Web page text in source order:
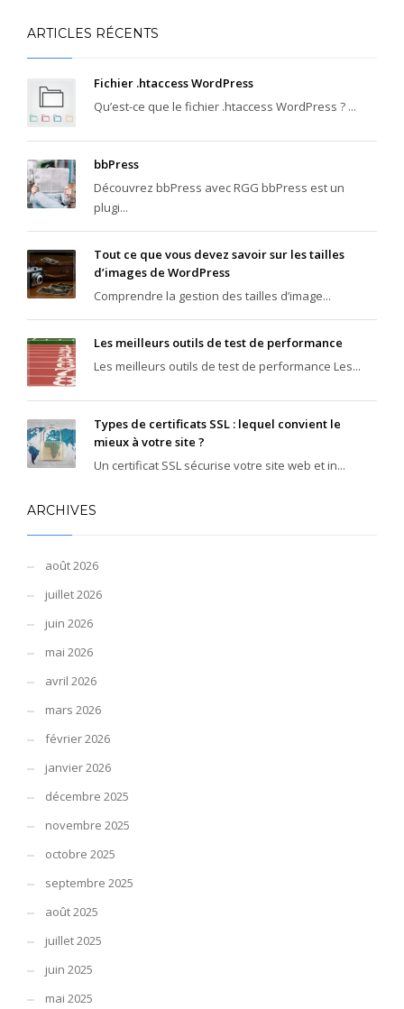
ARTICLES RÉCENTS
Fichier .htaccess WordPress
Qu’est-ce que le fichier .htaccess WordPress ? ...
bbPress
Découvrez bbPress avec RGG bbPress est un
plugi...
Tout ce que vous devez savoir sur les tailles
d’images de WordPress
Comprendre la gestion des tailles d’image...
Les meilleurs outils de test de performance
Les meilleurs outils de test de performance Les...
Types de certificats SSL : lequel convient le
mieux à votre site ?
Un certificat SSL sécurise votre site web et in...
ARCHIVES
août 2026
juillet 2026
juin 2026
mai 2026
avril 2026
mars 2026
février 2026
janvier 2026
décembre 2025
novembre 2025
octobre 2025
septembre 2025
août 2025
juillet 2025
juin 2025
mai 2025